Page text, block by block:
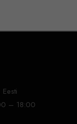
– 18:00